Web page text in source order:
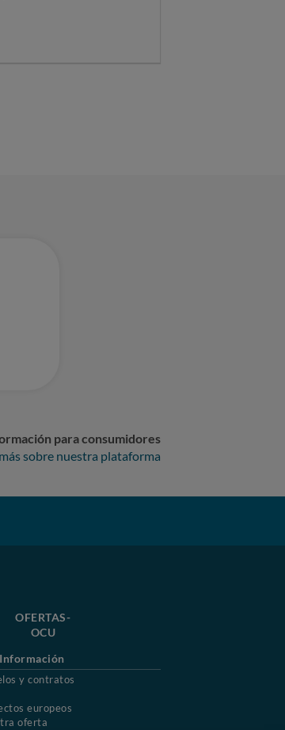
para consumidores
sobre nuestra plataforma
OFERTAS-
OCU
y contratos
europeos
oferta